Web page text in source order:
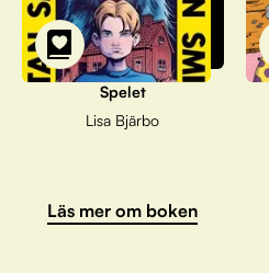
Spelet
Lisa Bjärbo
Läs mer om boken